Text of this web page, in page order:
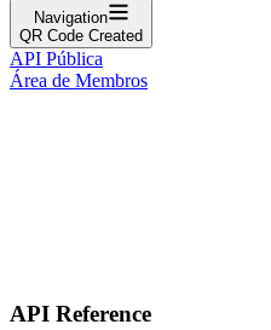
Navigation
QR Code Created
API Pública
Área de Membros
API Reference